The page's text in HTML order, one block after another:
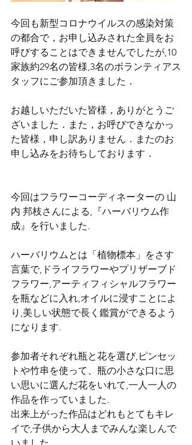
今回も新型コロナウイルスの感染対策
の都合で，お申し込みされた全員をお
呼びすることはできませんでしたが,10
家族約29名の皆様,3名のボランティアス
タッフにご参加頂きました．
お越しいただいた皆様，ありがとうご
ざいました．また，お呼びできなかっ
た皆様，申し訳ありません．またのお
申し込みをお待ちしております．
今回はフラワーコーディネーターの 山
内 邦枝さんによる,『ハーバリウム作
成』を行いました.
ハーバリウムとは「植物標本」をさす
言葉で,ドライフラワーやプリザーブド
フラワー,アーティフィシャルフラワー
を瓶などに入れ,オイルに浸すことによ
り,美しい状態で長く鑑賞ができるよう
になります.
参加者それぞれ瓶と花を選び,ピンセッ
トや竹串を使って、瓶の小さな口に思
い思いに選んだ花をいれて,一人一人の
作品を作っていました.
出来上がった作品はどれもとてもキレ
イで,子供から大人までみんな楽しんで